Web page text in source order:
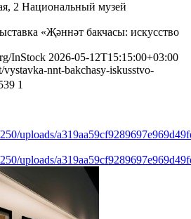
2 Национальный музей
«Җәннәт бакчасы: искусство
InStock 2026-05-12T15:15:00+03:00
vystavka-nnt-bakchasy-iskusstvo-
1
uploads/
uploads/